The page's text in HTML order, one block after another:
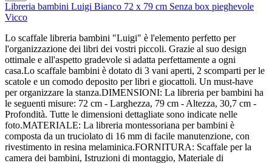
Libreria bambini Luigi Bianco 72 x 79 cm Senza box pieghevole
Vicco
Lo scaffale libreria bambini "Luigi" è l'elemento perfetto per
l'organizzazione dei libri dei vostri piccoli. Grazie al suo design
ottimale e all'aspetto gradevole si adatta perfettamente a ogni
casa.Lo scaffale bambini è dotato di 3 vani aperti, 2 scomparti per le
scatole e un comodo deposito per libri e giocattoli. Un must-have
per organizzare la stanza.DIMENSIONI: La libreria per bambini ha
le seguenti misure: 72 cm - Larghezza, 79 cm - Altezza, 30,7 cm -
Profondità. Tutte le dimensioni dettagliate sono indicate nelle
foto.MATERIALE: La libreria montessoriana per bambini è
composta da un truciolato di 16 mm di facile manutenzione, con
rivestimento in resina melaminica.FORNITURA: Scaffale per la
camera dei bambini, Istruzioni di montaggio, Materiale di